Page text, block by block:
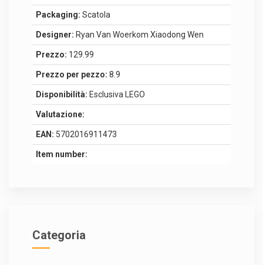
Packaging: Scatola
Designer: Ryan Van Woerkom Xiaodong Wen
Prezzo: 129.99
Prezzo per pezzo: 8.9
Disponibilità: Esclusiva LEGO
Valutazione:
EAN: 5702016911473
Item number:
Categoria